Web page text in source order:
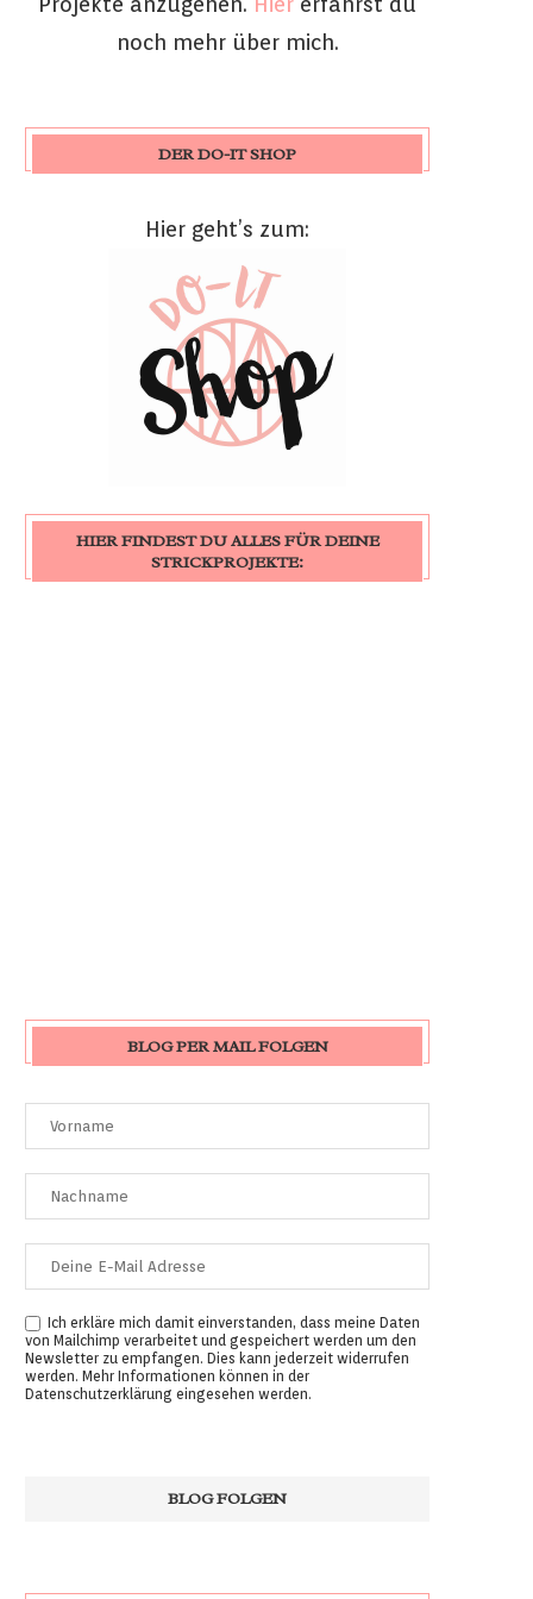
noch mehr über mich.
DER DO-IT SHOP
Hier geht’s zum:
HIER FINDEST DU ALLES FÜR DEINE
STRICKPROJEKTE:
BLOG PER MAIL FOLGEN
Ich erkläre mich damit einverstanden, dass meine Daten
von Mailchimp verarbeitet und gespeichert werden um den
Newsletter zu empfangen. Dies kann jederzeit widerrufen
werden. Mehr Informationen können in der
Datenschutzerklärung eingesehen werden.